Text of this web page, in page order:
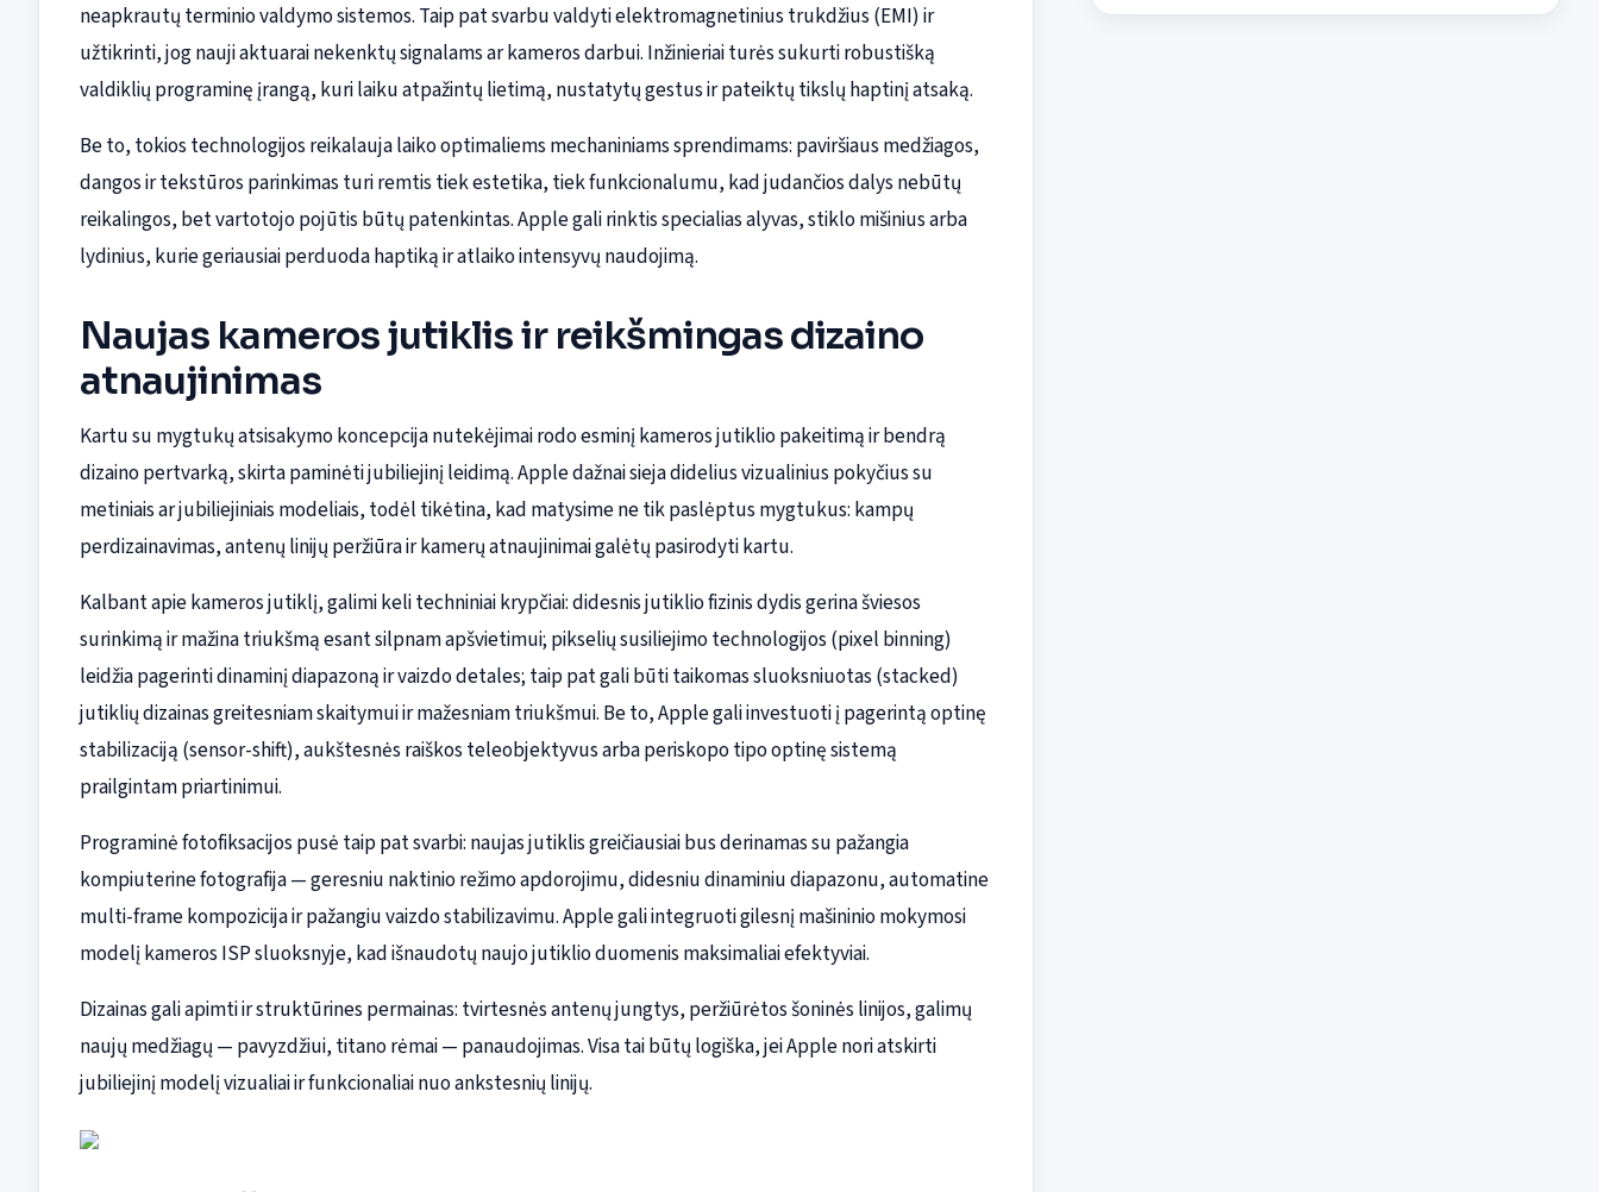
neapkrautų terminio valdymo sistemos. Taip pat svarbu valdyti elektromagnetinius trukdžius (EMI) ir
užtikrinti, jog nauji aktuarai nekenktų signalams ar kameros darbui. Inžinieriai turės sukurti robustišką
valdiklių programinę įrangą, kuri laiku atpažintų lietimą, nustatytų gestus ir pateiktų tikslų haptinį atsaką.
Be to, tokios technologijos reikalauja laiko optimaliems mechaniniams sprendimams: paviršiaus medžiagos,
dangos ir tekstūros parinkimas turi remtis tiek estetika, tiek funkcionalumu, kad judančios dalys nebūtų
reikalingos, bet vartotojo pojūtis būtų patenkintas. Apple gali rinktis specialias alyvas, stiklo mišinius arba
lydinius, kurie geriausiai perduoda haptiką ir atlaiko intensyvų naudojimą.
Naujas kameros jutiklis ir reikšmingas dizaino
atnaujinimas
Kartu su mygtukų atsisakymo koncepcija nutekėjimai rodo esminį kameros jutiklio pakeitimą ir bendrą
dizaino pertvarką, skirta paminėti jubiliejinį leidimą. Apple dažnai sieja didelius vizualinius pokyčius su
metiniais ar jubiliejiniais modeliais, todėl tikėtina, kad matysime ne tik paslėptus mygtukus: kampų
perdizainavimas, antenų linijų peržiūra ir kamerų atnaujinimai galėtų pasirodyti kartu.
Kalbant apie kameros jutiklį, galimi keli techniniai krypčiai: didesnis jutiklio fizinis dydis gerina šviesos
surinkimą ir mažina triukšmą esant silpnam apšvietimui; pikselių susiliejimo technologijos (pixel binning)
leidžia pagerinti dinaminį diapazoną ir vaizdo detales; taip pat gali būti taikomas sluoksniuotas (stacked)
jutiklių dizainas greitesniam skaitymui ir mažesniam triukšmui. Be to, Apple gali investuoti į pagerintą optinę
stabilizaciją (sensor-shift), aukštesnės raiškos teleobjektyvus arba periskopo tipo optinę sistemą
prailgintam priartinimui.
Programinė fotofiksacijos pusė taip pat svarbi: naujas jutiklis greičiausiai bus derinamas su pažangia
kompiuterine fotografija — geresniu naktinio režimo apdorojimu, didesniu dinaminiu diapazonu, automatine
multi-frame kompozicija ir pažangiu vaizdo stabilizavimu. Apple gali integruoti gilesnį mašininio mokymosi
modelį kameros ISP sluoksnyje, kad išnaudotų naujo jutiklio duomenis maksimaliai efektyviai.
Dizainas gali apimti ir struktūrines permainas: tvirtesnės antenų jungtys, peržiūrėtos šoninės linijos, galimų
naujų medžiagų — pavyzdžiui, titano rėmai — panaudojimas. Visa tai būtų logiška, jei Apple nori atskirti
jubiliejinį modelį vizualiai ir funkcionaliai nuo ankstesnių linijų.